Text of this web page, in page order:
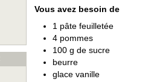
Vous avez besoin de
1 pâte feuilletée
4 pommes
100 g de sucre
beurre
glace vanille